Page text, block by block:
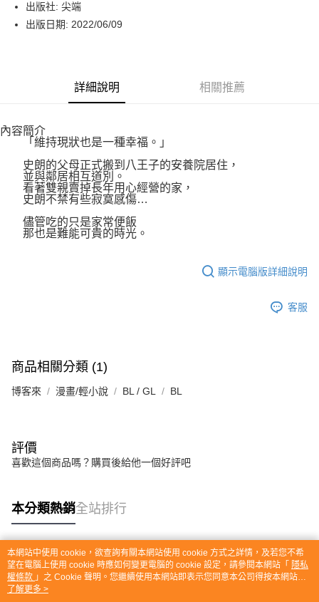
街口支付
博客來商品配送方式
每筆NT$80，滿NT$1,000(含以上)免運費
出版社: 尖端
出版日期: 2022/06/09
詳細說明 相關推薦
內容簡介
「維持現狀也是一種幸福。」
史朗的父母正式搬到八王子的安養院居住，
並與鄰居相互道別。
看著雙親賣掉長年用心經營的家，
史朗不禁有些寂寞感傷…
儘管吃的只是家常便飯
那也是難能可貴的時光。
顯示電腦版詳細說明
客服
商品相關分類 (1)
博客來 漫畫/輕小說 BL / GL BL
評價
喜歡這個商品嗎？購買後給他一個好評吧
本分類熱銷全站排行
熱門標籤
本網站中使用 cookie，欲查詢有關本網站使用 cookie 方式之詳情，及若您不希
望在電腦上使用 cookie 時應如何變更電腦的 cookie 設定，請參閱本網站「 隱私
權條款 」之 Cookie 聲明。您繼續使用本網站即表示您同意本公司得按本網站使
用條款之 Cookie 聲明使用 cookie。
了解更多 >